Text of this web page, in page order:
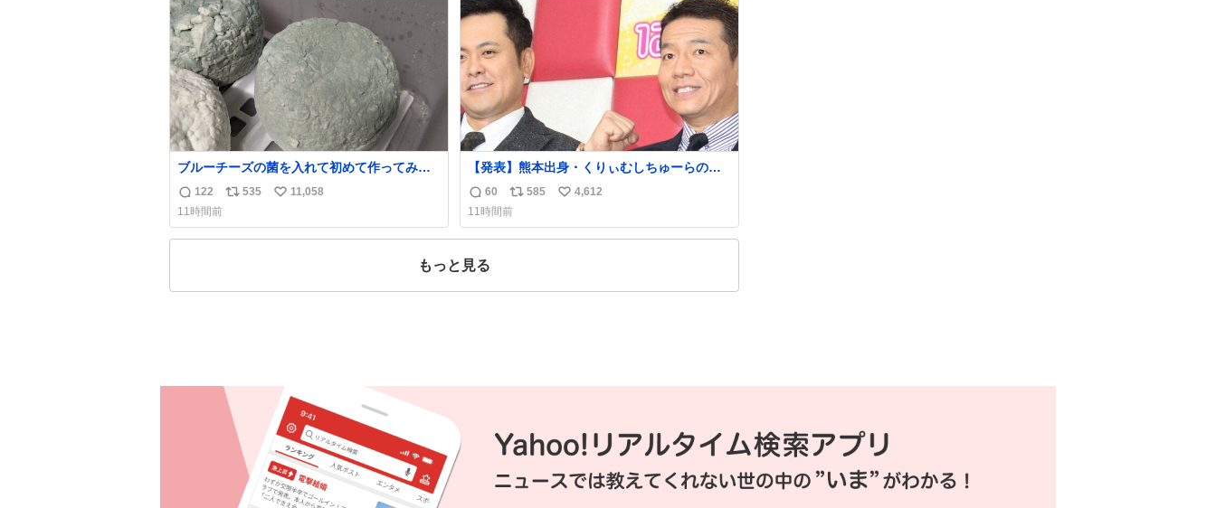
ト
数
数
ト
数
ブルーチーズの菌を入れて初めて作ってみた
チーズなんだけど 本能でちょっとヤバいと思
っちゃう見た目だな
返
信
数
122
リ
ス
535
い
ね
11,058
11時間前
【発表】熊本出身・くりぃむしちゅーらの所
属事務所、被災地に義援金寄付
news.livedoor.com/article/detail… くりぃむ
しちゅーやマツコ、有働由美子らが所属する
芸能事務所「チャッターボックス」が7日、公
め義援金を寄付したことを公表した。
返
信
数
60
リ
ポ
ス
585
い
ね
4,612
11時間前
もっと見る